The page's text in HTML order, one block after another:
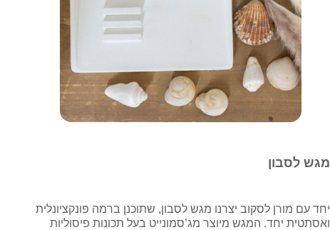
מגש לסבון
יחד עם מורן לסקוב יצרנו מגש לסבון, שתוכנן ברמה פונקציונלית
ואסתטית יחד. המגש מיוצר מג’סמונייט בעל תכונות פיסוליות